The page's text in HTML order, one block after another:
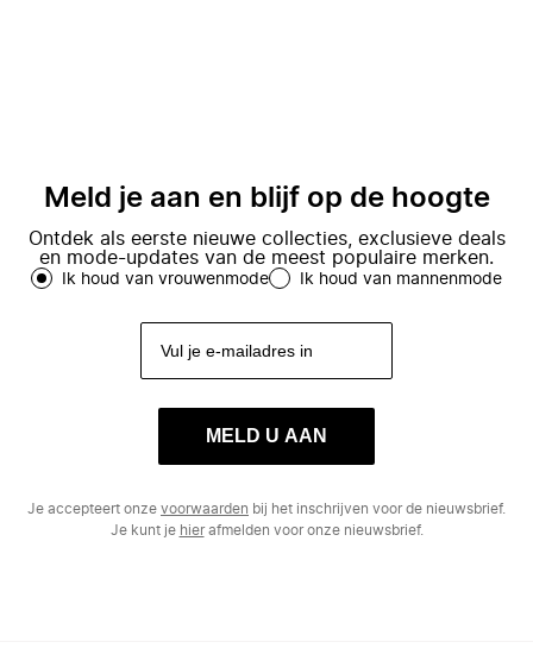
Meld je aan en blijf op de hoogte
Ontdek als eerste nieuwe collecties, exclusieve deals
en mode-updates van de meest populaire merken.
Ik houd van vrouwenmode Ik houd van mannenmode
MELD U AAN
Je accepteert onze voorwaarden bij het inschrijven voor de nieuwsbrief.
Je kunt je hierafmelden voor onze nieuwsbrief.